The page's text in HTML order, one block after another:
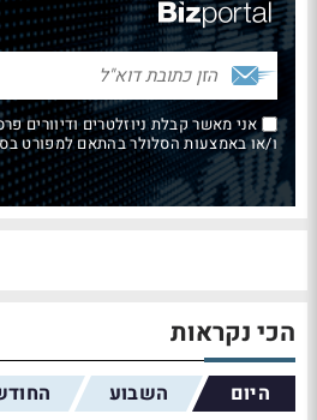
אני מאשר קבלת ניוזלטרים ודיוורים
ו/או באמצעות הסלולר בהתאם למפורט בסעיף 10 בתנאי
הכי נקראות
היום השבוע